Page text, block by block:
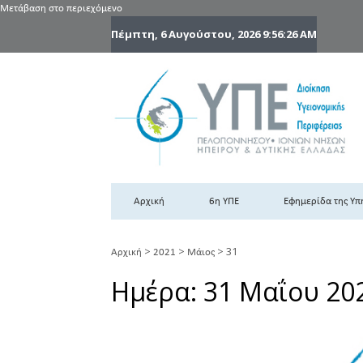
Μετάβαση στο περιεχόμενο
Πέμπτη, 6 Αυγούστου, 20269:56:26 AM
Αρχική 6η ΥΠΕ Εφημερίδα της
Αρχική > 2021 > Μάιος > 31
Ημέρα: 31 Μαΐου